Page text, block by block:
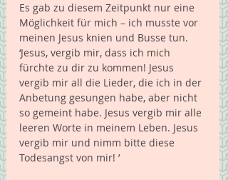
Es gab zu diesem Zeitpunkt nur eine
Möglichkeit für mich – ich musste vor
meinen Jesus knien und Busse tun.
‘Jesus, vergib mir, dass ich mich
fürchte zu dir zu kommen! Jesus
vergib mir all die Lieder, die ich in der
Anbetung gesungen habe, aber nicht
so gemeint habe. Jesus vergib mir alle
leeren Worte in meinem Leben. Jesus
vergib mir und nimm bitte diese
Todesangst von mir! ’